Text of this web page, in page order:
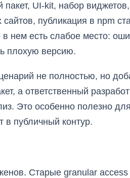
UI-kit, набор
публикация в npm
нем есть слабое место:
плохую версию.
не полностью, но
а ответственный
Это особенно полезно
в публичный контур.
Старые granular